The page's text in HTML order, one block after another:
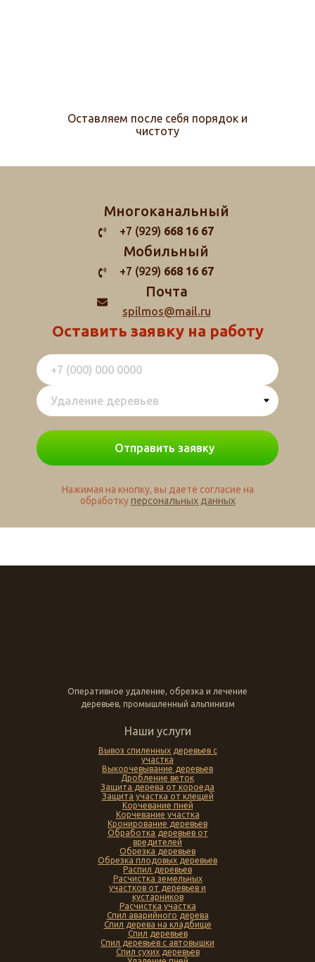
Оставляем после себя порядок и
чистоту
Многоканальный
+7 (929) 668 16 67
Мобильный
+7 (929) 668 16 67
Почта
spilmos@mail.ru
Оставить заявку на работу
Нажимая на кнопку, вы даете согласие на
обработкуперсональных данных
Оперативное удаление, обрезка и лечение
деревьев, промышленный альпинизм
Наши услуги
Вывоз спиленных деревьев с
участка
Выкорчевывание деревьев
Дробление веток
Защита дерева от короеда
Защита участка от клещей
Корчевание пней
Корчевание участка
Кронирование деревьев
Обработка деревьев от
вредителей
Обрезка деревьев
Обрезка плодовых деревьев
Распил деревьев
Расчистка земельных
участков от деревьев и
кустарников
Расчистка участка
Спил аварийного дерева
Спил дерева на кладбище
Спил деревьев
Спил деревьев с автовышки
Спил сухих деревьев